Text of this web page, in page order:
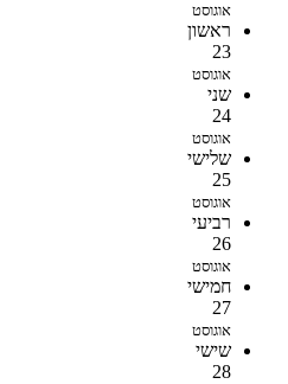
אוגוסט
ראשון
23
אוגוסט
שני
24
אוגוסט
שלישי
25
אוגוסט
רביעי
26
אוגוסט
חמישי
27
אוגוסט
שישי
28